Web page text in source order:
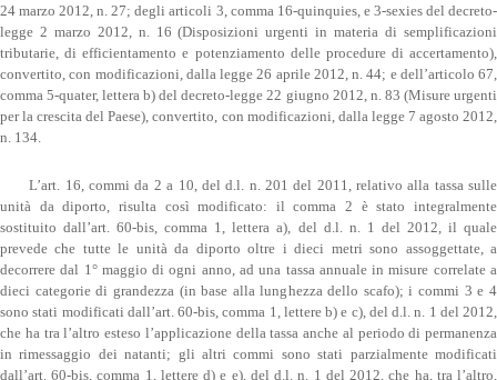
24 marzo 2012, n. 27; degli articoli 3, comma 16-quinquies, e 3-sexies del decreto-
legge 2 marzo 2012, n. 16 (Disposizioni urgenti in materia di semplificazioni
tributarie, di efficientamento e potenziamento delle procedure di accertamento),
convertito, con modificazioni, dalla legge 26 aprile 2012, n. 44; e dell’articolo 67,
comma 5-quater, lettera b) del decreto-legge 22 giugno 2012, n. 83 (Misure urgenti
per la crescita del Paese), convertito, con modificazioni, dalla legge 7 agosto 2012,
n. 134.
L’art. 16, commi da 2 a 10, del d.l. n. 201 del 2011, relativo alla tassa sulle
unità da diporto, risulta così modificato: il comma 2 è stato integralmente
sostituito dall’art. 60-bis, comma 1, lettera a), del d.l. n. 1 del 2012, il quale
prevede che tutte le unità da diporto oltre i dieci metri sono assoggettate, a
decorrere dal 1° maggio di ogni anno, ad una tassa annuale in misure correlate a
dieci categorie di grandezza (in base alla lunghezza dello scafo); i commi 3 e 4
sono stati modificati dall’art. 60-bis, comma 1, lettere b) e c), del d.l. n. 1 del 2012,
che ha tra l’altro esteso l’applicazione della tassa anche al periodo di permanenza
in rimessaggio dei natanti; gli altri commi sono stati parzialmente modificati
dall’art. 60-bis, comma 1, lettere d) e e), del d.l. n. 1 del 2012, che ha, tra l’altro,